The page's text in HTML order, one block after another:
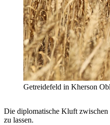
Getreidefeld in Kherson
Die diplomatische Kluft zwischen
zu lassen.